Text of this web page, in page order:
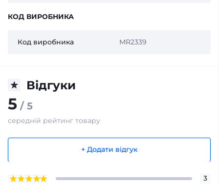
КОД ВИРОБНИКА
Код виробника MR2339
Відгуки
5 / 5
середній рейтинг товару
+ Додати відгук
3